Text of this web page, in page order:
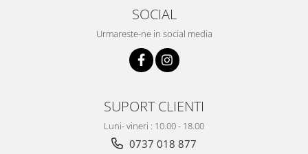
SOCIAL
Urmareste-ne in social media
SUPORT CLIENTI
Luni- vineri : 10.00 - 18.00
0737 018 877